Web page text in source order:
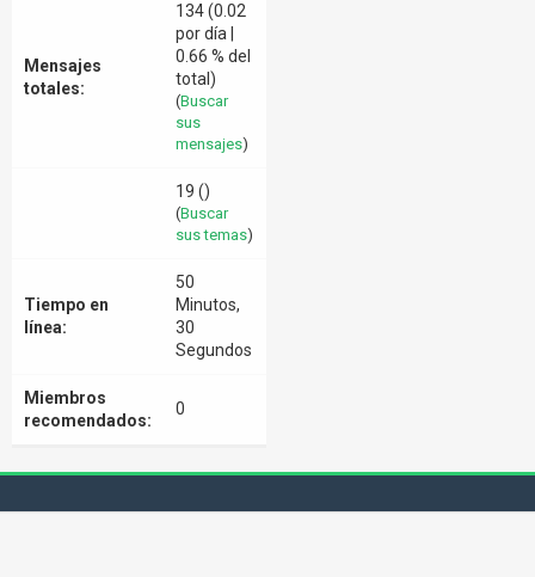
Mensajes
totales:
134 (0.02
por día |
0.66 % del
total)
(Buscar
sus
mensajes)
19 ()
(Buscar
sus temas)
Tiempo en
línea:
50
Minutos,
30
Segundos
Miembros
recomendados:
0